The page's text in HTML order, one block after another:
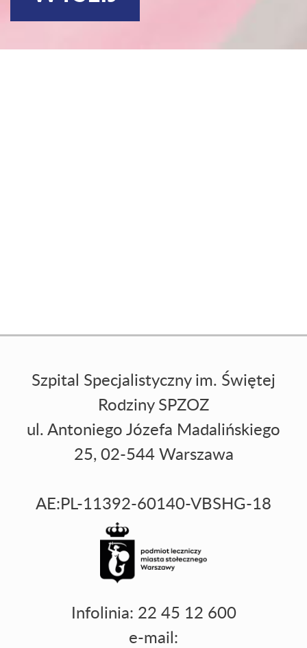
Szpital Specjalistyczny im. Świętej
Rodziny SPZOZ
ul. Antoniego Józefa Madalińskiego
25, 02-544 Warszawa
AE:PL-11392-60140-VBSHG-18
Infolinia: 22 45 12 600
e-mail: